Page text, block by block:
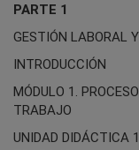
PARTE 1
GESTIÓN LABORAL
INTRODUCCIÓN
MÓDULO 1.
TRABAJO
UNIDAD DIDÁCTICA